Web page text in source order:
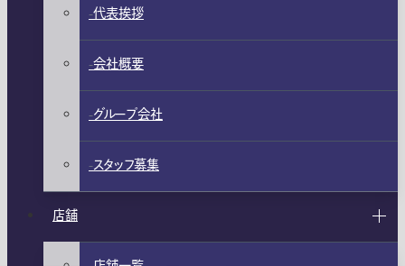
代表挨拶
会社概要
グループ会社
スタッフ募集
店舗